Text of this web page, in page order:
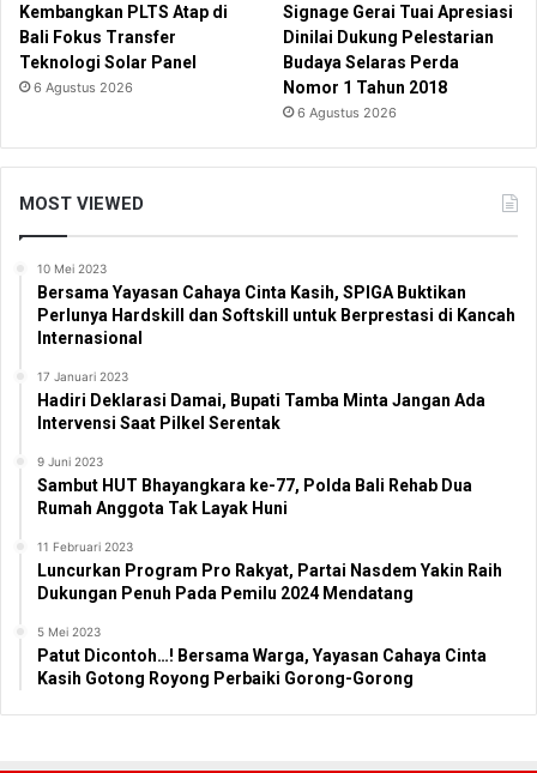
Kembangkan PLTS Atap di
Bali Fokus Transfer
Teknologi Solar Panel
6 Agustus 2026
Signage Gerai Tuai Apresiasi
Dinilai Dukung Pelestarian
Budaya Selaras Perda
Nomor 1 Tahun 2018
6 Agustus 2026
MOST VIEWED
10 Mei 2023
Bersama Yayasan Cahaya Cinta Kasih, SPIGA Buktikan
Perlunya Hardskill dan Softskill untuk Berprestasi di Kancah
Internasional
17 Januari 2023
Hadiri Deklarasi Damai, Bupati Tamba Minta Jangan Ada
Intervensi Saat Pilkel Serentak
9 Juni 2023
Sambut HUT Bhayangkara ke-77, Polda Bali Rehab Dua
Rumah Anggota Tak Layak Huni
11 Februari 2023
Luncurkan Program Pro Rakyat, Partai Nasdem Yakin Raih
Dukungan Penuh Pada Pemilu 2024 Mendatang
5 Mei 2023
Patut Dicontoh…! Bersama Warga, Yayasan Cahaya Cinta
Kasih Gotong Royong Perbaiki Gorong-Gorong